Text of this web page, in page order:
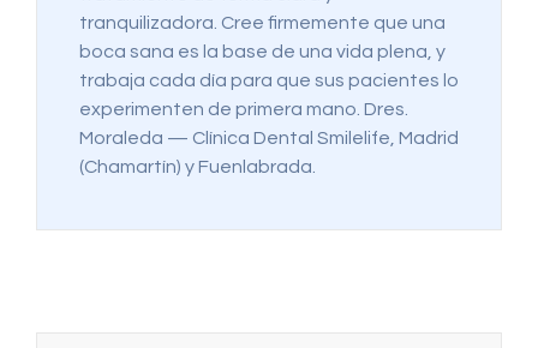
tranquilizadora. Cree firmemente que una
boca sana es la base de una vida plena, y
trabaja cada día para que sus pacientes lo
experimenten de primera mano. Dres.
Moraleda — Clínica Dental Smilelife, Madrid
(Chamartín) y Fuenlabrada.